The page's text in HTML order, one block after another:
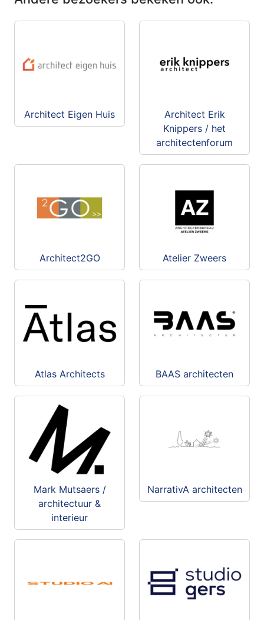
Architect Eigen Huis
Architect Erik
Knippers / het
architectenforum
Architect2GO Atelier Zweers
Atlas Architects BAAS architecten
Mark Mutsaers /
architectuur &
interieur
NarrativA architecten